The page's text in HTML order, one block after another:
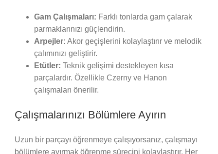
Gam Çalışmaları: Farklı tonlarda gam çalarak
parmaklarınızı güçlendirin.
Arpejler: Akor geçişlerini kolaylaştırır ve melodik
çalımınızı geliştirir.
Etütler: Teknik gelişimi destekleyen kısa
parçalardır. Özellikle Czerny ve Hanon
çalışmaları önerilir.
Çalışmalarınızı Bölümlere Ayırın
Uzun bir parçayı öğrenmeye çalışıyorsanız, çalışmayı
bölümlere ayırmak öğrenme sürecini kolaylaştırır. Her